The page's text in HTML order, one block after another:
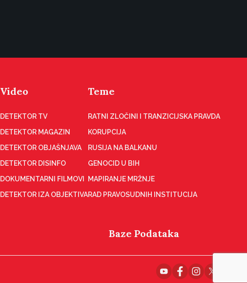
Video
DETEKTOR TV
DETEKTOR MAGAZIN
DETEKTOR OBJAŠNJAVA
DETEKTOR DISINFO
DOKUMENTARNI FILMOVI
DETEKTOR IZA OBJEKTIVA
Teme
RATNI ZLOČINI I TRANZICIJSKA PRAVDA
KORUPCIJA
RUSIJA NA BALKANU
GENOCID U BIH
MAPIRANJE MRŽNJE
RAD PRAVOSUDNIH INSTITUCIJA
Baze Podataka